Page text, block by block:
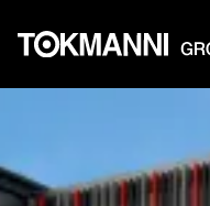
sisältöön